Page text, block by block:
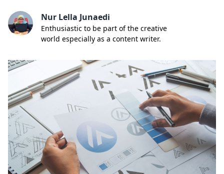
Nur Lella Junaedi
Enthusiastic to be part of the creative
world especially as a content writer.